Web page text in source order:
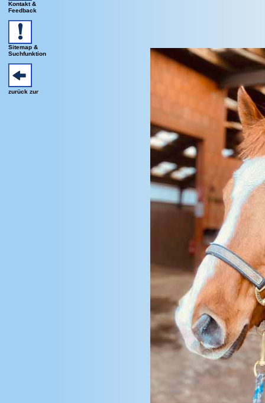
Kontakt &
Feedback
Sitemap &
Suchfunktion
zurück zur